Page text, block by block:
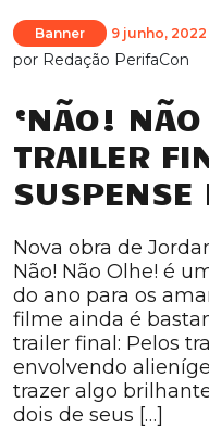
Banner 9 junho, 2022
por Redação PerifaCon
‘NÃO!
TRAILER
SUSPENSE
Nova obra de
Não! Não Olhe! é
do ano para os
filme ainda é
trailer final: Pelos
envolvendo
trazer algo
dois de seus […]